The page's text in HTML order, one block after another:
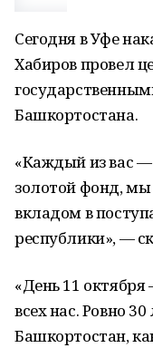
Сегодня в Уфе
Хабиров провел
Башкортостана.
«Каждый из вас —
золотой фонд,
вкладом в
республики», —
«День 11
всех нас. Ровно
Башкортостан,